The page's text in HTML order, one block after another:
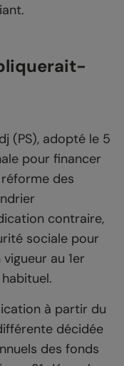
(PS), adopté le 5
pour financer
des
contraire,
sociale pour
au 1er
à partir du
décidée
des fonds